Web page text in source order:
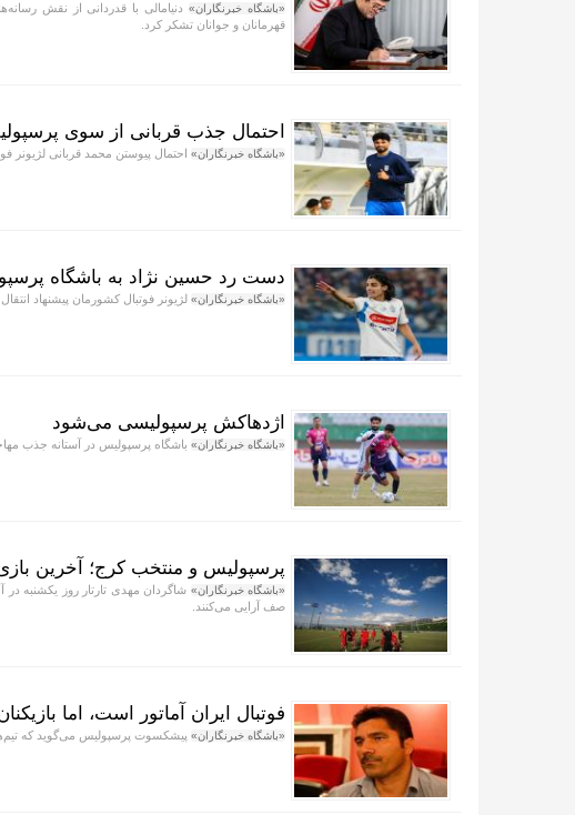
«باشگاه خبرنگاران»دنیامالی با قدردانی از نقش
قهرمانان و جوانان تشکر کرد.
احتمال جذب قربانی از سوی
«باشگاه خبرنگاران» احتمال پیوستن محمد قربانی
دست رد حسین نژاد به باشگاه
«باشگاه خبرنگاران» لژیونر فوتبال کشورمان پیشنهاد
اژدهاکش پرسپولیسی می‌شود
«باشگاه خبرنگاران» باشگاه پرسپولیس در آستانه جذب
پرسپولیس و منتخب کرج؛ آخرین
«باشگاه خبرنگاران» شاگردان مهدی تارتار روز یکشنبه
صف آرایی می‌کنند.
فوتبال ایران آماتور است، اما
«باشگاه خبرنگاران» پیشکسوت پرسپولیس می‌گوید که تیم‌ها